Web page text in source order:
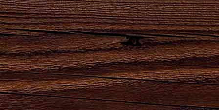
Натуральный
продукт
естественного
брожения.
Партнеры,
реализующие
продукцию
АО
"Брянскпиво"
Натуральный
продукт
высшего
качества для
хлеба и
кваса.
удара
твоего
сердца!
8-800-100-16-50